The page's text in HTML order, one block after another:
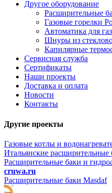
Другое оборудование
Расширительные
Газовые горелки
Автоматика для
Шнуры из
Капилярные
Сервисная служба
Сертификаты
Наши проекты
Доставка и оплата
Новости
Контакты
Другие проекты
Газовые котлы и
Итальянские расширительные
Расширительные баки и
cruwa.ru
Расширительные баки Masdaf